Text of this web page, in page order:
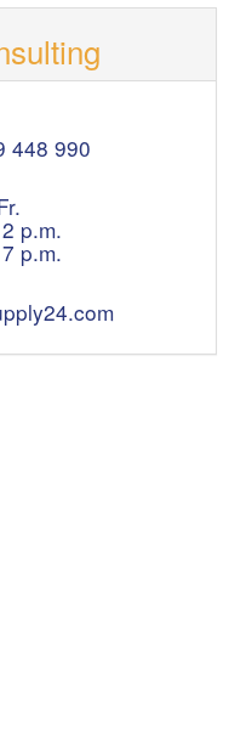
448 990
p.m.
p.m.